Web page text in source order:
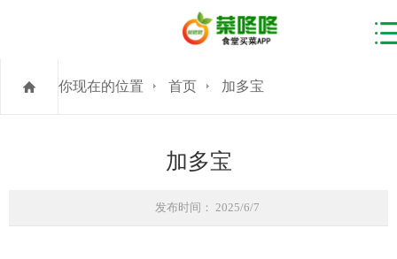
你现在的位置 首页 加多宝
加多宝
发布时间： 2025/6/7